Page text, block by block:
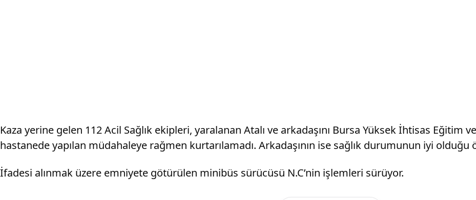
Kaza yerine gelen 112 Acil Sağlık ekipleri, yaralanan Atalı ve arkadaşını Bursa Yüksek İhtisas Eğitim
hastanede yapılan müdahaleye rağmen kurtarılamadı. Arkadaşının ise sağlık durumunun iyi olduğu
İfadesi alınmak üzere emniyete götürülen minibüs sürücüsü N.C’nin işlemleri sürüyor.